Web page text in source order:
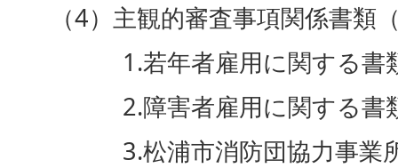
（4）主観的審査事項関係書類
1.若年者雇用に関する書
2.障害者雇用に関する書
3.松浦市消防団協力事業